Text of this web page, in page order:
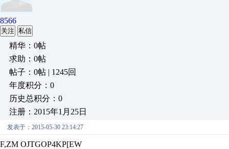
8566
关注 私信
精华：0帖
求助：0帖
帖子：0帖 | 1245回
年度积分：0
历史总积分：0
注册：2015年1月25日
发表于：2015-05-30 23:14:27
F,ZM OJTGOP4KP[EW